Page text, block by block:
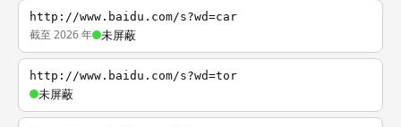
http://www.baidu.com/s?wd=car
截至 2026 年 未屏蔽
http://www.baidu.com/s?wd=tor
未屏蔽